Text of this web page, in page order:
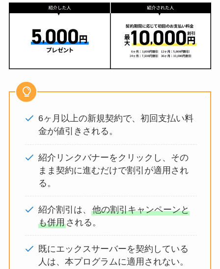
6ヶ月以上の新規契約で、初回支払い料
金が値引きされる。
紹介リンクバナーをクリックし、その
まま契約に進むだけで割引が適用され
る。
紹介割引は、他の割引キャンペーンと
も併用される。
既にエックスサーバーを契約している
人は、本プログラムに適用されない。